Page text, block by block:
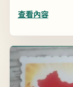
枚郵票...
查看內容